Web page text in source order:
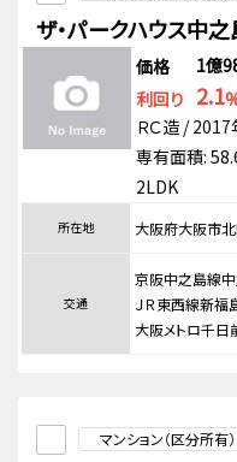
ザ・パークハウス中
価格
1億
利回り 2.1
ＲＣ造 /
専有面積:
2LDK
所在地 大阪府大阪市
交通
京阪中之島線
ＪＲ東西線新福
大阪メトロ千
マンション（区分所有）